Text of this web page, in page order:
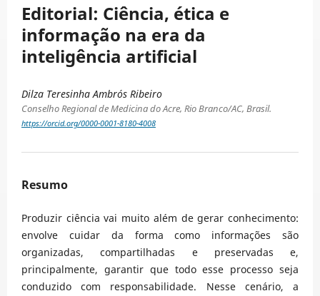
Editorial: Ciência, ética e
informação na era da
inteligência artificial
Dilza Teresinha Ambrós Ribeiro
Conselho Regional de Medicina do Acre, Rio Branco/AC, Brasil.
https://orcid.org/0000-0001-8180-4008
Resumo
Produzir ciência vai muito além de gerar conhecimento:
envolve cuidar da forma como informações são
organizadas, compartilhadas e preservadas e,
principalmente, garantir que todo esse processo seja
conduzido com responsabilidade. Nesse cenário, a